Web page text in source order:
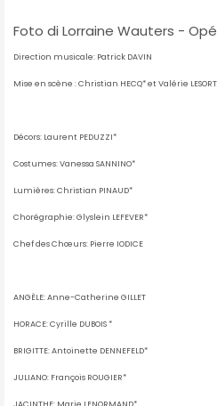
Foto di Lorraine Wauters -
Direction musicale: Patrick DAVIN
Mise en scène : Christian HECQ* et Valérie
Décors: Laurent PEDUZZI*
Costumes: Vanessa SANNINO*
Lumières: Christian PINAUD*
Chorégraphie: Glyslein LEFEVER*
Chef des Chœurs: Pierre IODICE
ANGÈLE: Anne-Catherine GILLET
HORACE: Cyrille DUBOIS *
BRIGITTE: Antoinette DENNEFELD*
JULIANO: François ROUGIER*